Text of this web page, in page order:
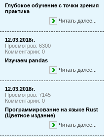
Глубокое обучение с точки зрения
практика
Читать далее...
12.03.2018г.
Просмотров: 6300
Комментарии: 0
Изучаем pandas
Читать далее...
12.03.2018г.
Просмотров: 7145
Комментарии: 0
Программирование на языке Rust
(Цветное издание)
Читать далее...